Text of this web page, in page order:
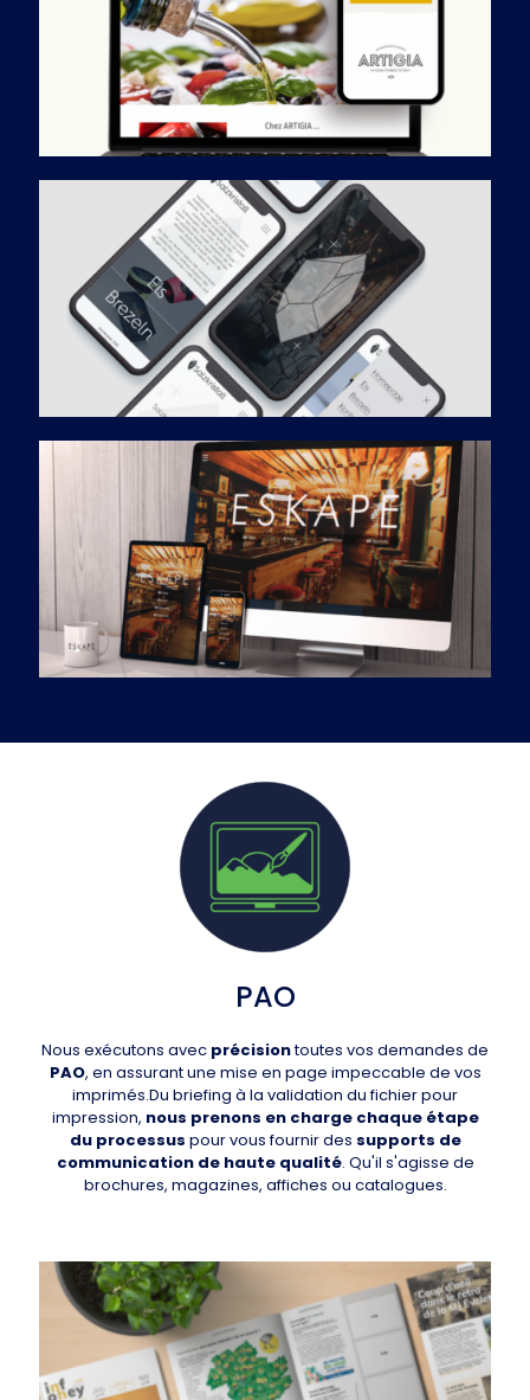
PAO
Nous exécutons avec précisiontoutes vos demandes de
PAO, en assurant une mise en page impeccable de vos
imprimés.Du briefing à la validation du fichier pour
impression, nous prenons en charge chaque étape
du processus pour vous fournir des supports de
communication de haute qualité. Qu'il s'agisse de
brochures, magazines, affiches ou catalogues.